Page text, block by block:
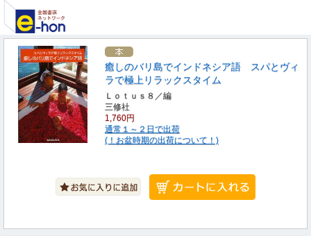
癒しのバリ島でインドネシア語 スパとヴィ
ラで極上リラックスタイム
Ｌｏｔｕｓ８／編
三修社
1,760円
通常１～２日で出荷
(！お盆時期の出荷について！)